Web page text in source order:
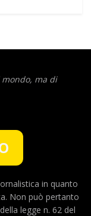
ma di
in quanto
Non può pertanto
legge n. 62 del